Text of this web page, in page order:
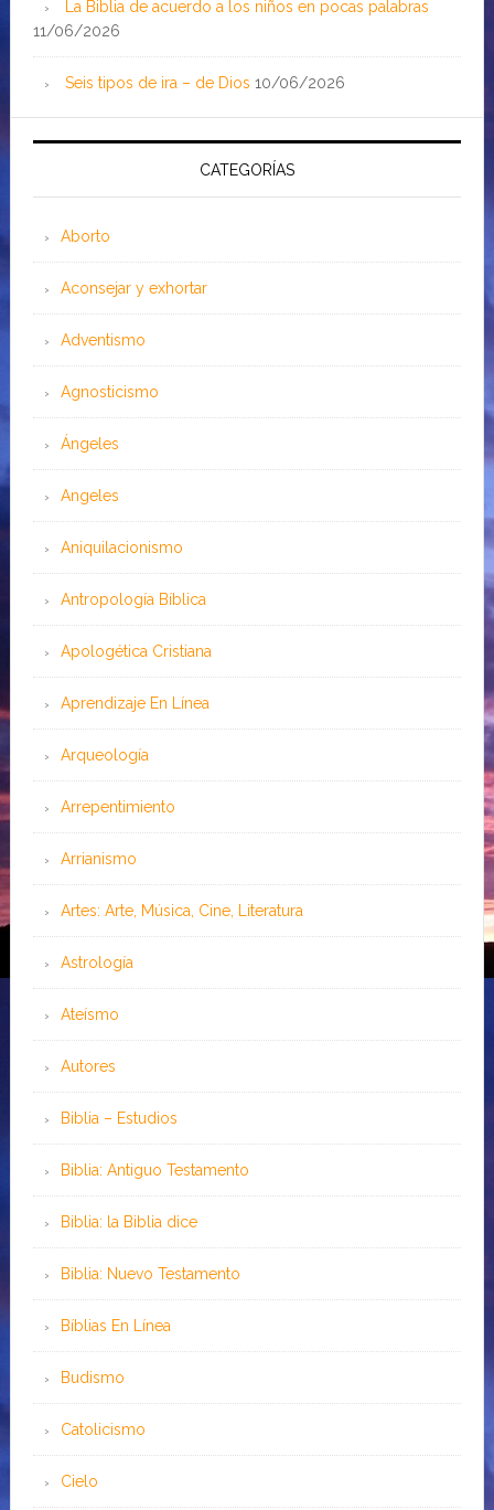
La Biblia de acuerdo a los niños en pocas palabras
11/06/2026
Seis tipos de ira – de Dios 10/06/2026
CATEGORÍAS
Aborto
Aconsejar y exhortar
Adventismo
Agnosticismo
Ángeles
Angeles
Aniquilacionismo
Antropología Bíblica
Apologética Cristiana
Aprendizaje En Línea
Arqueología
Arrepentimiento
Arrianismo
Artes: Arte, Música, Cine, Literatura
Astrología
Ateísmo
Autores
Biblia – Estudios
Biblia: Antiguo Testamento
Biblia: la Biblia dice
Biblia: Nuevo Testamento
Bíblias En Línea
Budismo
Catolicismo
Cielo